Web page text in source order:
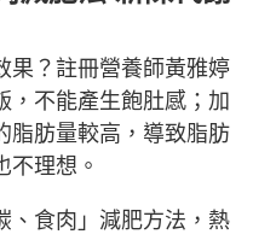
果？註冊營養師黃雅婷
，不能產生飽肚感；加
脂肪量較高，導致脂肪
不理想。
、食肉」減肥方法，熱